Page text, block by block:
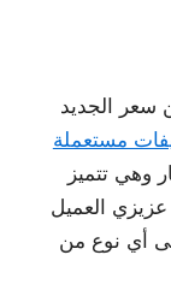
سعر الجديد
مستعملة
وهي تتميز
عزيزي العميل
أي نوع من